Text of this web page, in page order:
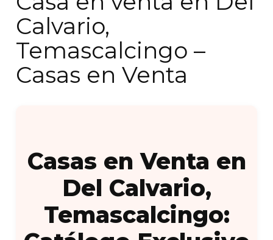
Calvario,
Temascalcingo –
Casas en Venta
Casas en Venta en
Del Calvario,
Temascalcingo: